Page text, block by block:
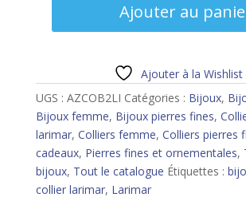
Ajouter au
Ajouter à la Wishlist
UGS : AZCOB2LI Catégories : Bijoux,
Bijoux femme, Bijoux pierres fines,
larimar, Colliers femme, Colliers pierres
cadeaux, Pierres fines et ornementales,
bijoux, Tout le catalogue Étiquettes :
collier larimar, Larimar